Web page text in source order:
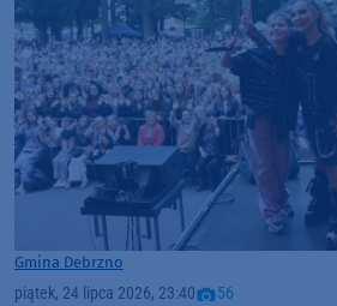
Gmina Debrzno
piątek, 24 lipca 2026, 23:40 56